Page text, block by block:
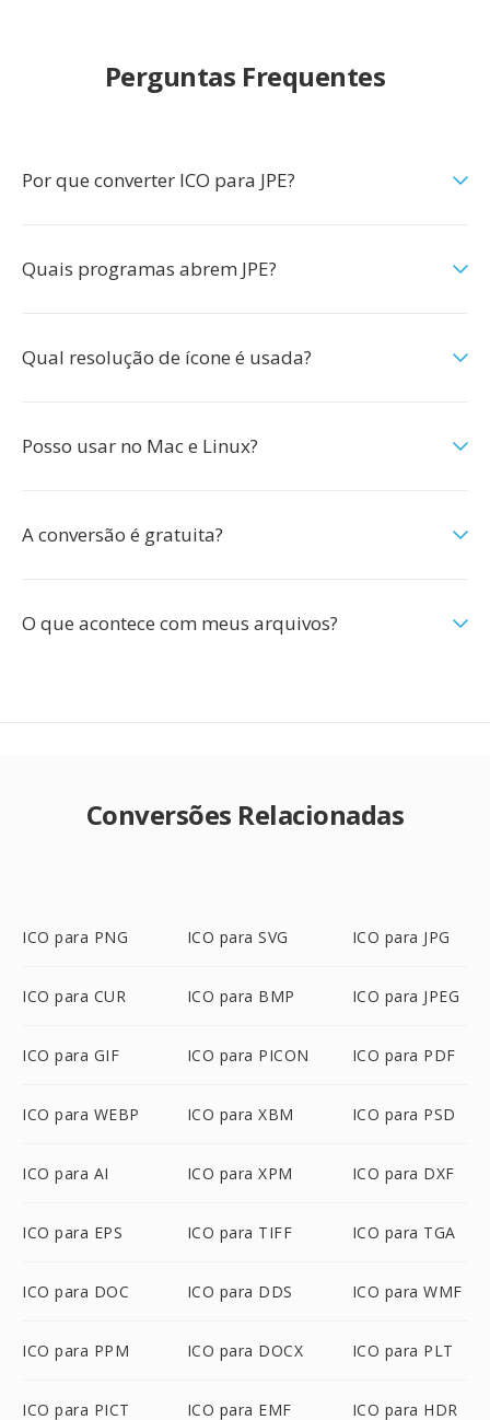
Perguntas Frequentes
Por que converter ICO para JPE?
Quais programas abrem JPE?
Qual resolução de ícone é usada?
Posso usar no Mac e Linux?
A conversão é gratuita?
O que acontece com meus arquivos?
Conversões Relacionadas
ICO para PNG ICO para SVG ICO para JPG
ICO para CUR ICO para BMP ICO para JPEG
ICO para GIF ICO para PICON ICO para PDF
ICO para WEBP ICO para XBM ICO para PSD
ICO para AI ICO para XPM ICO para DXF
ICO para EPS ICO para TIFF ICO para TGA
ICO para DOC ICO para DDS ICO para WMF
ICO para PPM ICO para DOCX ICO para PLT
ICO para PICT ICO para EMF ICO para HDR